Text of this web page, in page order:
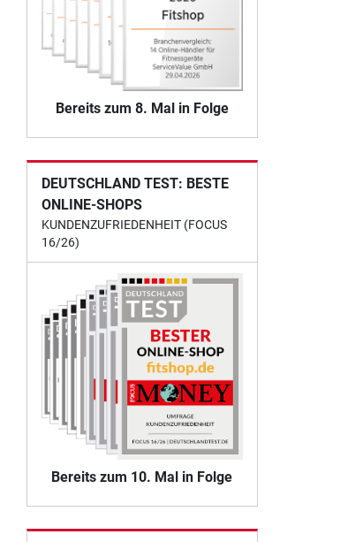
Bereits zum 8. Mal in Folge
DEUTSCHLAND TEST: BESTE
ONLINE-SHOPS
KUNDENZUFRIEDENHEIT (FOCUS
16/26)
Bereits zum 10. Mal in Folge